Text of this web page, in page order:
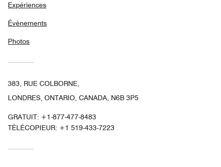
Expériences
Évènements
Photos
383, RUE COLBORNE,
LONDRES, ONTARIO, CANADA, N6B 3P5
GRATUIT: +1-877-477-8483
TÉLÉCOPIEUR: +1 519-433-7223